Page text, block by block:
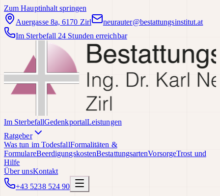
Zum Hauptinhalt springen
Auergasse 8a, 6170 Zirl
neurauter@bestattungsinstitut.at
Im Sterbefall 24 Stunden erreichbar
Im SterbefallGedenkportalLeistungen
Ratgeber
Was tun im TodesfallFormalitäten &
FormulareBeerdigungskostenBestattungsartenVorsorgeTrost und
Hilfe
Über unsKontakt
+43 5238 524 90